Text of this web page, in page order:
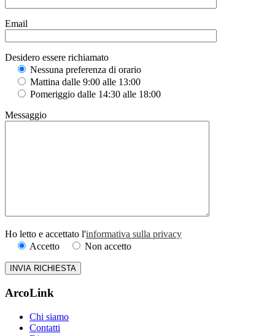
Email
Desidero essere richiamato
Nessuna preferenza di orario
Mattina dalle 9:00 alle 13:00
Pomeriggio dalle 14:30 alle 18:00
Messaggio
Ho letto e accettato l'informativa sulla privacy
Accetto
Non accetto
ArcoLink
Chi siamo
Contatti